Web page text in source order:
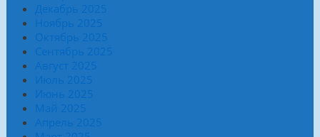
Декабрь 2025
Ноябрь 2025
Октябрь 2025
Сентябрь 2025
Август 2025
Июль 2025
Июнь 2025
Май 2025
Апрель 2025